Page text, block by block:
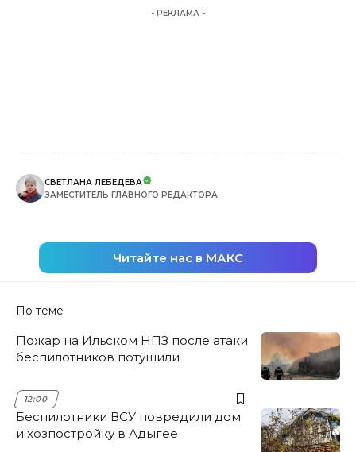
- РЕКЛАМА -
СВЕТЛАНА ЛЕБЕДЕВА
ЗАМЕСТИТЕЛЬ ГЛАВНОГО РЕДАКТОРА
Читайте нас в МАКС
По теме
Пожар на Ильском НПЗ после атаки
беспилотников потушили
12:00
Беспилотники ВСУ повредили дом
и хозпостройку в Адыгее